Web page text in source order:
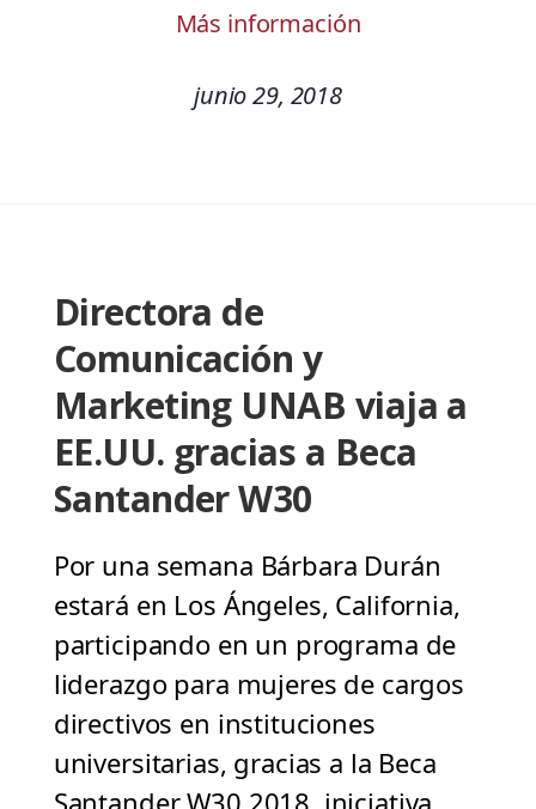
Más información
junio 29, 2018
Directora de
Comunicación y
Marketing UNAB viaja a
EE.UU. gracias a Beca
Santander W30
Por una semana Bárbara Durán
estará en Los Ángeles, California,
participando en un programa de
liderazgo para mujeres de cargos
directivos en instituciones
universitarias, gracias a la Beca